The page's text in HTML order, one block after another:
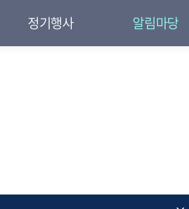
정기행사 알림마당